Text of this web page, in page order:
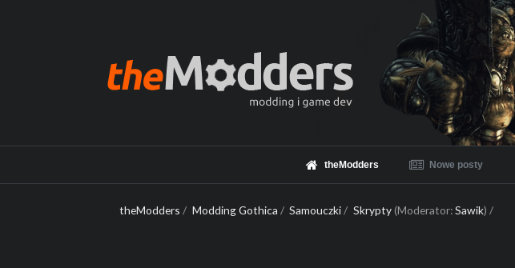
theModders Nowe posty
theModders / Modding Gothica / Samouczki/ Skrypty(Moderator:Sawik) /